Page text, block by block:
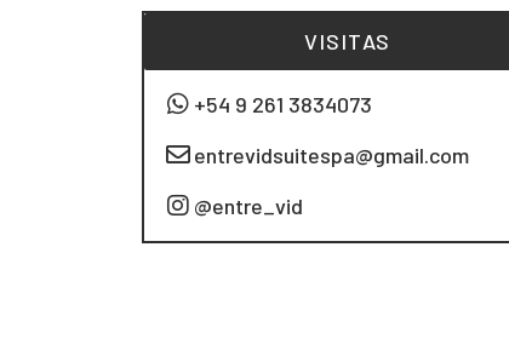
VISITAS
+54 9 261 3834073
entrevidsuitespa@gmail.com
@entre_vid